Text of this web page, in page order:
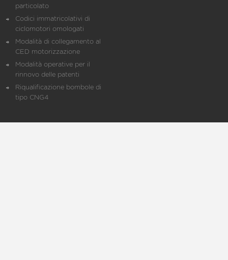
particolato
Codici immatricolativi di
ciclomotori omologati
Modalità di collegamento al
CED motorizzazione
Modalità operative per il
rinnovo delle patenti
Riqualificazione bombole di
tipo CNG4